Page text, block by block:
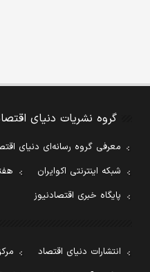
گروه نشریات دنیای
معرفی گروه رسانه‌ای دنیای
شبکه اینترنتی اکوایران
پایگاه خبری اقتصادنیوز
انتشارات دنیای اقتصاد